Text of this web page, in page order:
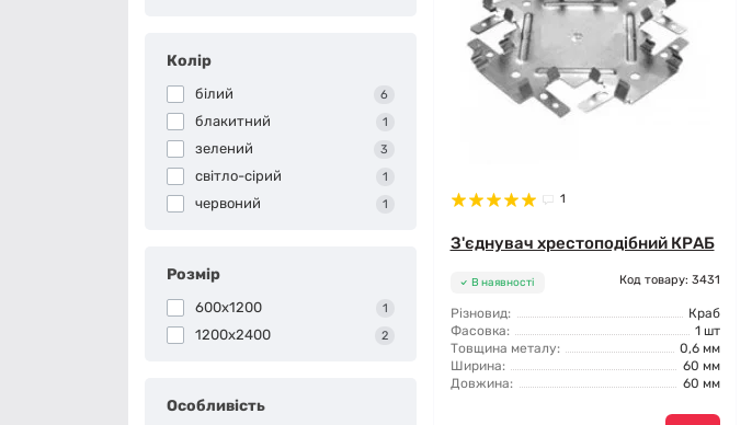
Колір
білий 6
блакитний 1
зелений 3
світло-сірий 1
червоний 1
Розмір
600x1200 1
1200x2400 2
Особливість
1
З'єднувач хрестоподібний КРАБ
В наявності Код товару: 3431
Різновид:
Краб
Фасовка:
1 шт
Товщина металу:
0,6 мм
Ширина:
60 мм
Довжина:
60 мм